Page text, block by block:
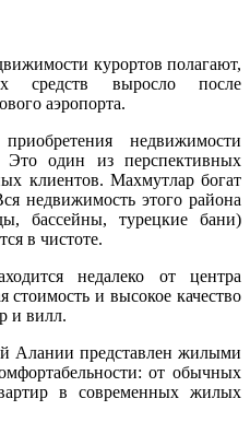
курортов полагают,
средств выросло после
аэропорта.
недвижимости
Это один из перспективных
клиентов. Махмутлар богат
недвижимость этого района
бассейны, турецкие бани)
в чистоте.
недалеко от центра
стоимость и высокое качество
и вилл.
Алании представлен жилыми
от обычных
в современных жилых